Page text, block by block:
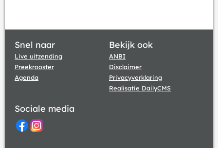
Snel naar
Live uitzending
Preekrooster
Agenda
Bekijk ook
ANBI
Disclaimer
Privacyverklaring
Realisatie DailyCMS
Sociale media